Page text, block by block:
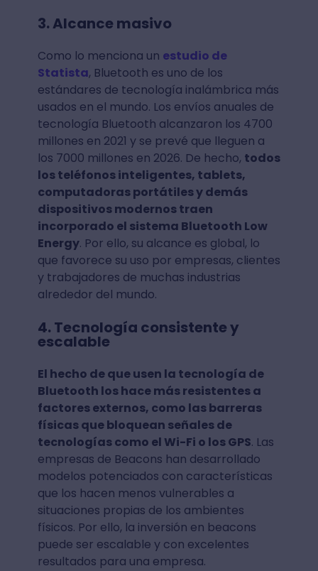
3. Alcance masivo
Como lo menciona un estudio de
Statista, Bluetooth es uno de los
estándares de tecnología inalámbrica más
usados en el mundo. Los envíos anuales de
tecnología Bluetooth alcanzaron los 4700
millones en 2021 y se prevé que lleguen a
los 7000 millones en 2026. De hecho, todos
los teléfonos inteligentes, tablets,
computadoras portátiles y demás
dispositivos modernos traen
incorporado el sistema Bluetooth Low
Energy. Por ello, su alcance es global, lo
que favorece su uso por empresas, clientes
y trabajadores de muchas industrias
alrededor del mundo.
4. Tecnología consistente y
escalable
El hecho de que usen la tecnología de
Bluetooth los hace más resistentes a
factores externos, como las barreras
físicas que bloquean señales de
tecnologías como el Wi-Fi o los GPS. Las
empresas de Beacons han desarrollado
modelos potenciados con características
que los hacen menos vulnerables a
situaciones propias de los ambientes
físicos. Por ello, la inversión en beacons
puede ser escalable y con excelentes
resultados para una empresa.